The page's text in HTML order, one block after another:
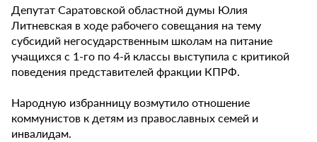
Депутат Саратовской областной думы Юлия
Литневская в ходе рабочего совещания на тему
субсидий негосударственным школам на питание
учащихся с 1-го по 4-й классы выступила с критикой
поведения представителей фракции КПРФ.
Народную избранницу возмутило отношение
коммунистов к детям из православных семей и
инвалидам.